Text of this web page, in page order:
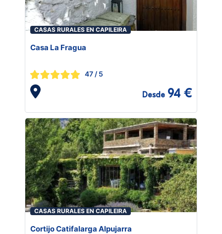
CASAS RURALES EN CAPILEIRA
Casa La Fragua
47 / 5
Desde 94 €
CASAS RURALES EN CAPILEIRA
Cortijo Catifalarga Alpujarra